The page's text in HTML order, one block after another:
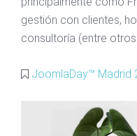
gestión con clientes,
consultoría (entre
JoomlaDay™ Madrid